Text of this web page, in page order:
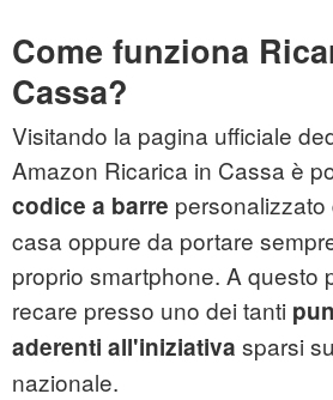
Come funziona
Cassa?
Visitando la pagina ufficiale
Amazon Ricarica in Cassa è
codice a barre
casa oppure da portare
proprio smartphone. A questo
recare presso uno dei tanti
aderenti all'iniziativa sparsi
nazionale.